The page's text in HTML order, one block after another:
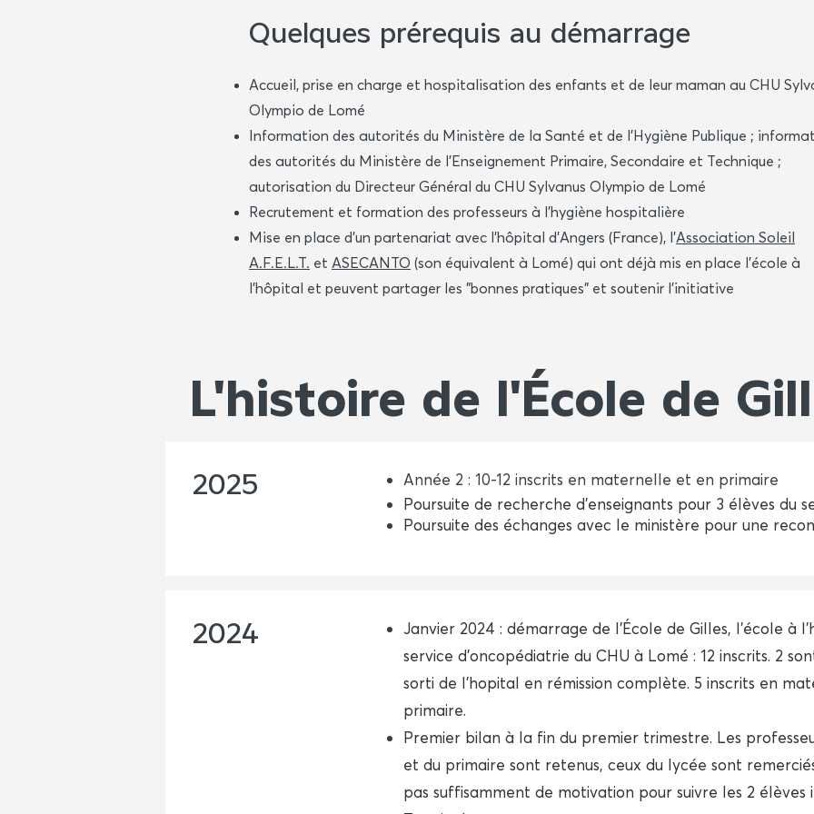
Quelques prérequis au démarrage
Accueil, prise en charge et hospitalisation des enfants et de leur maman au CHU
Olympio de Lomé
Information des autorités du Ministère de la Santé et de l’Hygiène Publique ;
des autorités du Ministère de l’Enseignement Primaire, Secondaire et Technique ;
autorisation du Directeur Général du CHU Sylvanus Olympio de Lomé
Recrutement et formation des professeurs à l'hygiène hospitalière
Mise en place d'un partenariat avec l'hôpital d'Angers (France), l'Association Soleil
A.F.E.L.T. et ASECANTO (son équivalent à Lomé) qui ont déjà mis en place l'école à
l'hôpital et peuvent partager les "bonnes pratiques" et soutenir l'initiative
L'histoire de l'École de
2025
Année 2 : 10-12 inscrits en maternelle et en primaire
Poursuite de recherche d’enseignants pour 3 élèves du
Poursuite des échanges avec le ministère pour une
2024
Janvier 2024 : démarrage de l'École de Gilles, l'école à
service d'oncopédiatrie du CHU à Lomé : 12 inscrits. 2
sorti de l'hopital en rémission complète. 5 inscrits en
primaire.
Premier bilan à la fin du premier trimestre. Les
et du primaire sont retenus, ceux du lycée sont
pas suffisamment de motivation pour suivre les 2 élèves